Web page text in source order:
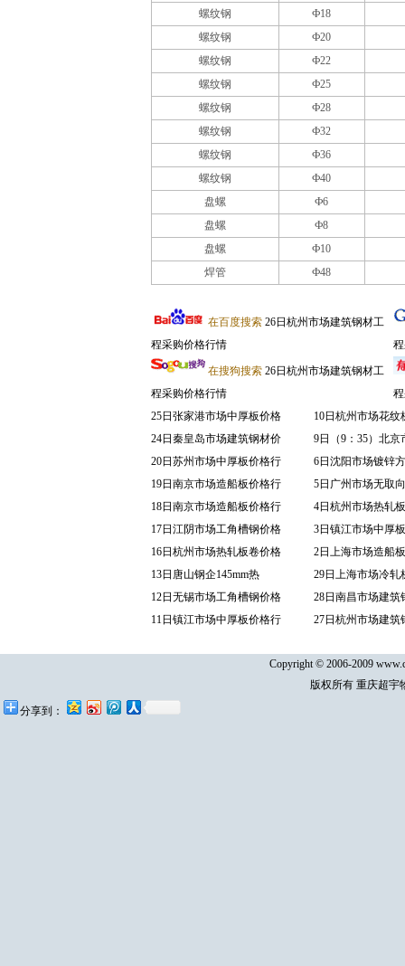
螺纹钢
Ф18
螺纹钢
Ф20
螺纹钢
Ф22
螺纹钢
Ф25
螺纹钢
Ф28
螺纹钢
Ф32
螺纹钢
Ф36
螺纹钢
Ф40
盘螺
Ф6
盘螺
Ф8
盘螺
Ф10
焊管
Ф48
在百度搜索 26日杭州市场建筑钢材工
程采购价格行情
在搜狗搜索 26日杭州市场建筑钢材工
程采购价格行情
25日张家港市场中厚板价格
24日秦皇岛市场建筑钢材价
20日苏州市场中厚板价格行
19日南京市场造船板价格行
18日南京市场造船板价格行
17日江阴市场工角槽钢价格
16日杭州市场热轧板卷价格
13日唐山钢企145mm热
12日无锡市场工角槽钢价格
11日镇江市场中厚板价格行
10日杭州市场花纹
9日（9：35）北京
6日沈阳市场镀锌
5日广州市场无取
4日杭州市场热轧
3日镇江市场中厚
2日上海市场造船
29日上海市场冷轧
28日南昌市场建筑
27日杭州市场建筑
Copyright © 2006-2009
版权所有 重庆超宇
分享到：